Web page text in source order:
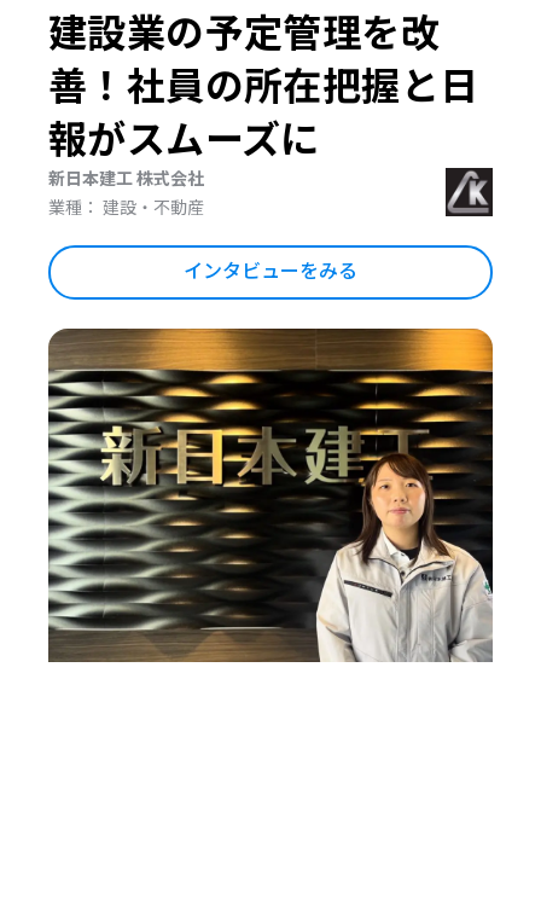
建設業の予定管理を改
善！社員の所在把握と日
報がスムーズに
新日本建工 株式会社
業種： 建設・不動産
インタビューをみる